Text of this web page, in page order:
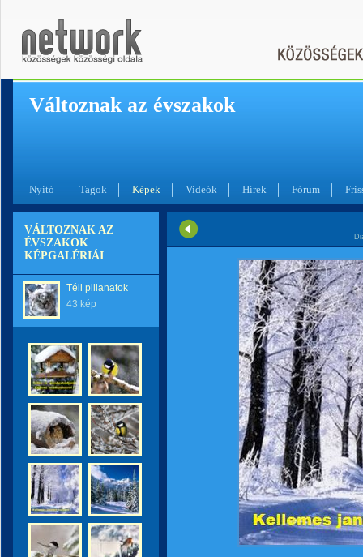
Változnak az évszakok
Nyitó Tagok Képek Videók Hírek Fórum
VÁLTOZNAK AZ
ÉVSZAKOK
KÉPGALÉRIÁI
Téli pillanatok
43 kép